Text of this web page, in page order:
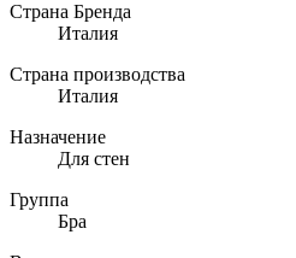
Страна Бренда
Италия
Страна производства
Италия
Назначение
Для стен
Группа
Бра